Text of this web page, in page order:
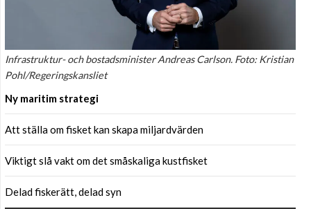
Infrastruktur- och bostadsminister Andreas Carlson. Foto: Kristian
Pohl/Regeringskansliet
Ny maritim strategi
Att ställa om fisket kan skapa miljardvärden
Viktigt slå vakt om det småskaliga kustfisket
Delad fiskerätt, delad syn